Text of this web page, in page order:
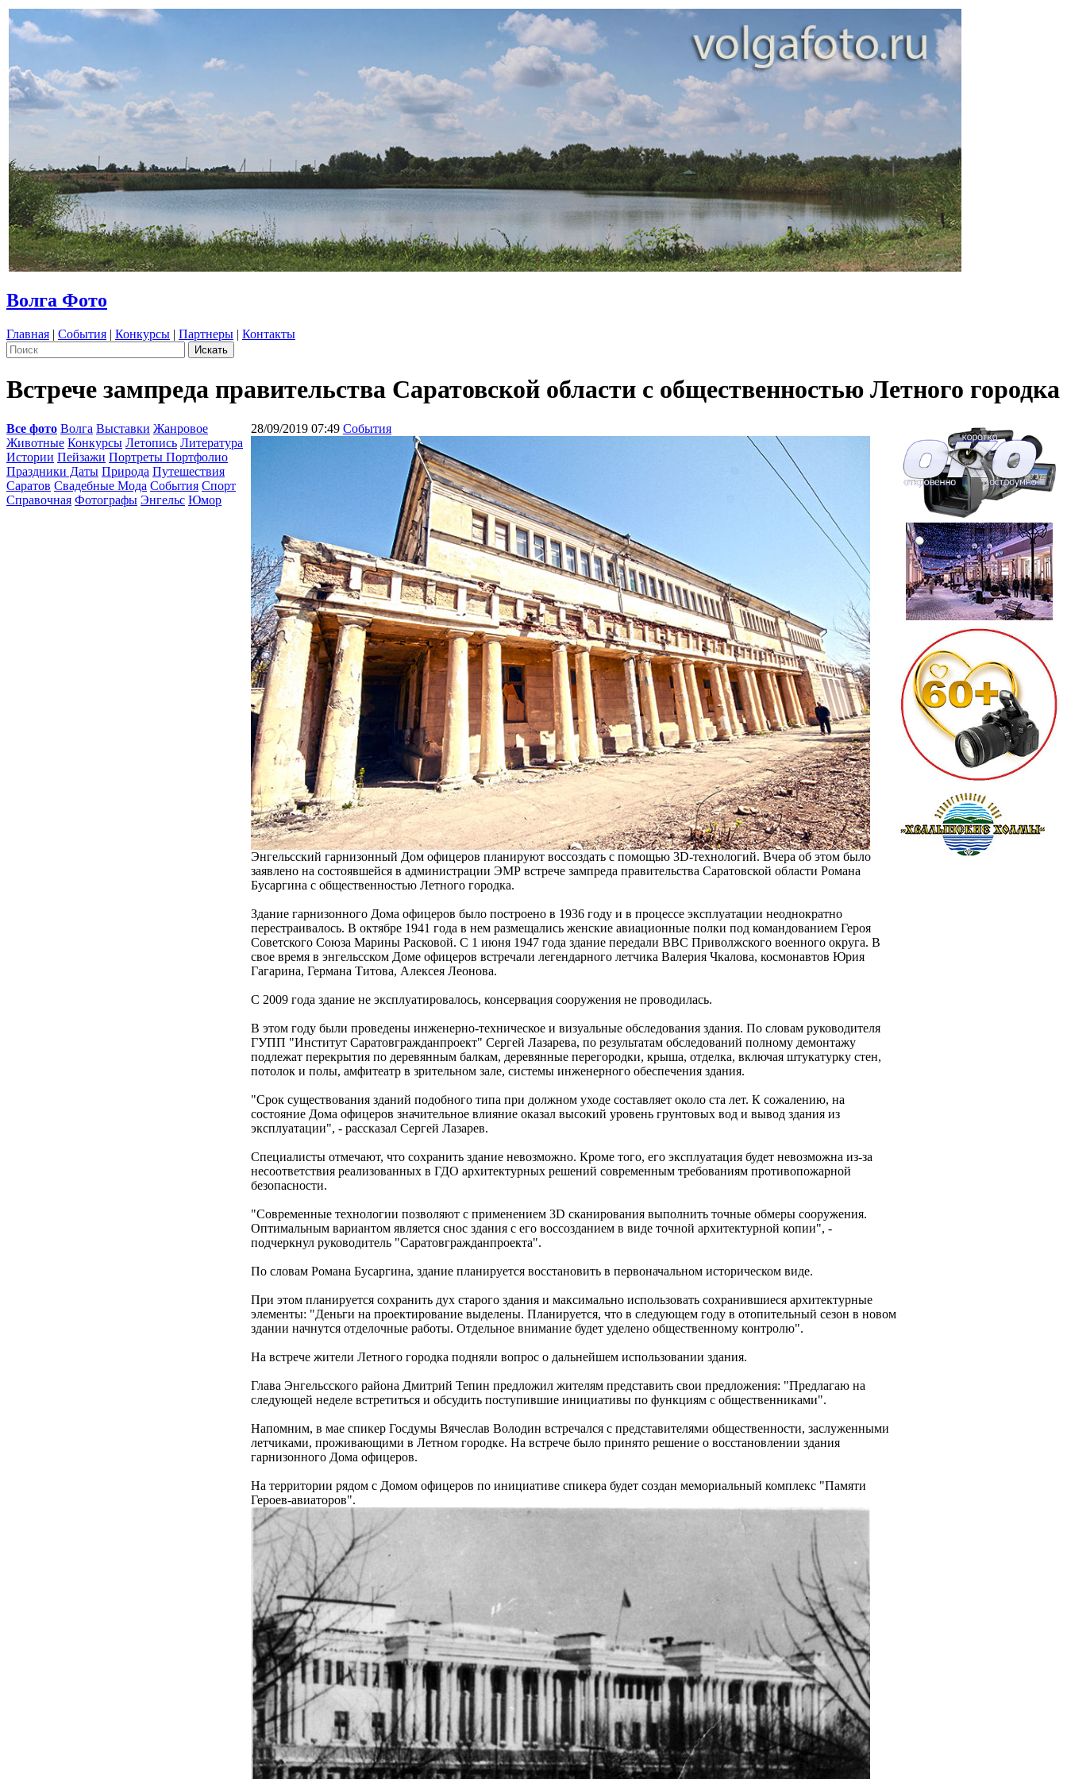
Волга Фото
Главная | События | Конкурсы | Партнеры | Контакты
Встрече зампреда правительства Саратовской области с общественностью Летного городка
Все фото Волга Выставки Жанровое
Животные Конкурсы Летопись Литература
Истории Пейзажи Портреты Портфолио
Праздники Даты Природа Путешествия
Саратов Свадебные Мода События Спорт
Справочная Фотографы Энгельс Юмор
28/09/2019 07:49 События
Энгельсский гарнизонный Дом офицеров планируют воссоздать с помощью 3D-технологий. Вчера об этом было
заявлено на состоявшейся в администрации ЭМР встрече зампреда правительства Саратовской области Романа
Бусаргина с общественностью Летного городка.
Здание гарнизонного Дома офицеров было построено в 1936 году и в процессе эксплуатации неоднократно
перестраивалось. В октябре 1941 года в нем размещались женские авиационные полки под командованием Героя
Советского Союза Марины Расковой. С 1 июня 1947 года здание передали ВВС Приволжского военного округа. В
свое время в энгельсском Доме офицеров встречали легендарного летчика Валерия Чкалова, космонавтов Юрия
Гагарина, Германа Титова, Алексея Леонова.
С 2009 года здание не эксплуатировалось, консервация сооружения не проводилась.
В этом году были проведены инженерно-техническое и визуальные обследования здания. По словам руководителя
ГУПП "Институт Саратовгражданпроект" Сергей Лазарева, по результатам обследований полному демонтажу
подлежат перекрытия по деревянным балкам, деревянные перегородки, крыша, отделка, включая штукатурку стен,
потолок и полы, амфитеатр в зрительном зале, системы инженерного обеспечения здания.
"Срок существования зданий подобного типа при должном уходе составляет около ста лет. К сожалению, на
состояние Дома офицеров значительное влияние оказал высокий уровень грунтовых вод и вывод здания из
эксплуатации", - рассказал Сергей Лазарев.
Специалисты отмечают, что сохранить здание невозможно. Кроме того, его эксплуатация будет невозможна из-за
несоответствия реализованных в ГДО архитектурных решений современным требованиям противопожарной
безопасности.
"Современные технологии позволяют с применением 3D сканирования выполнить точные обмеры сооружения.
Оптимальным вариантом является снос здания с его воссозданием в виде точной архитектурной копии", -
подчеркнул руководитель "Саратовгражданпроекта".
По словам Романа Бусаргина, здание планируется восстановить в первоначальном историческом виде.
При этом планируется сохранить дух старого здания и максимально использовать сохранившиеся архитектурные
элементы: "Деньги на проектирование выделены. Планируется, что в следующем году в отопительный сезон в новом
здании начнутся отделочные работы. Отдельное внимание будет уделено общественному контролю".
На встрече жители Летного городка подняли вопрос о дальнейшем использовании здания.
Глава Энгельсского района Дмитрий Тепин предложил жителям представить свои предложения: "Предлагаю на
следующей неделе встретиться и обсудить поступившие инициативы по функциям с общественниками".
Напомним, в мае спикер Госдумы Вячеслав Володин встречался с представителями общественности, заслуженными
летчиками, проживающими в Летном городке. На встрече было принято решение о восстановлении здания
гарнизонного Дома офицеров.
На территории рядом с Домом офицеров по инициативе спикера будет создан мемориальный комплекс "Памяти
Героев-авиаторов".